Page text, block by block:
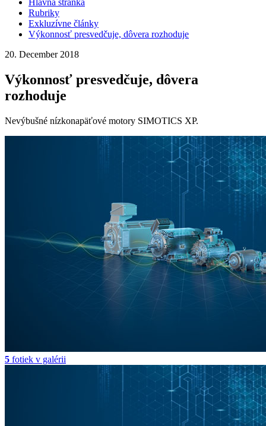
Hlavná stránka
Rubriky
Exkluzívne články
Výkonnosť presvedčuje, dôvera rozhoduje
20. December 2018
Výkonnosť presvedčuje, dôvera
rozhoduje
Nevýbušné nízkonapäťové motory SIMOTICS XP.
5 fotiek v galérii